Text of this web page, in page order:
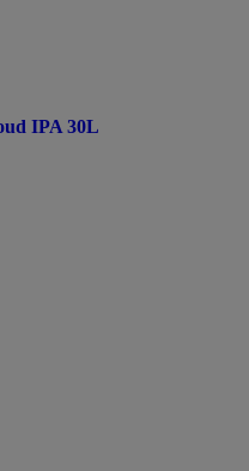
IPA 30L